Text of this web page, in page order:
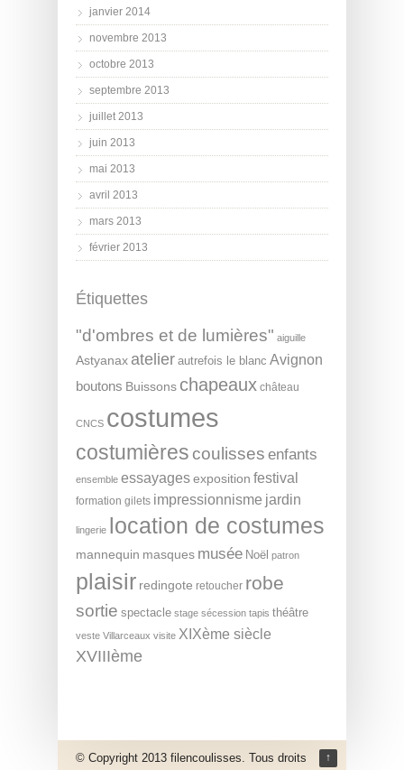
janvier 2014
novembre 2013
octobre 2013
septembre 2013
juillet 2013
juin 2013
mai 2013
avril 2013
mars 2013
février 2013
Étiquettes
"d'ombres et de lumières" aiguille
Astyanax atelier autrefois le blanc Avignon
boutons Buissons chapeaux château
CNCS costumes
costumières coulisses enfants
ensemble essayagesexposition festival
formation gilets impressionnisme jardin
lingerie location de costumes
mannequin masques musée Noël patron
plaisir redingote retoucher robe
sortie spectacle stage sécession tapis théâtre
veste Villarceaux visite XIXème siècle
XVIIIème
↑
© Copyright 2013 filencoulisses. Tous droits